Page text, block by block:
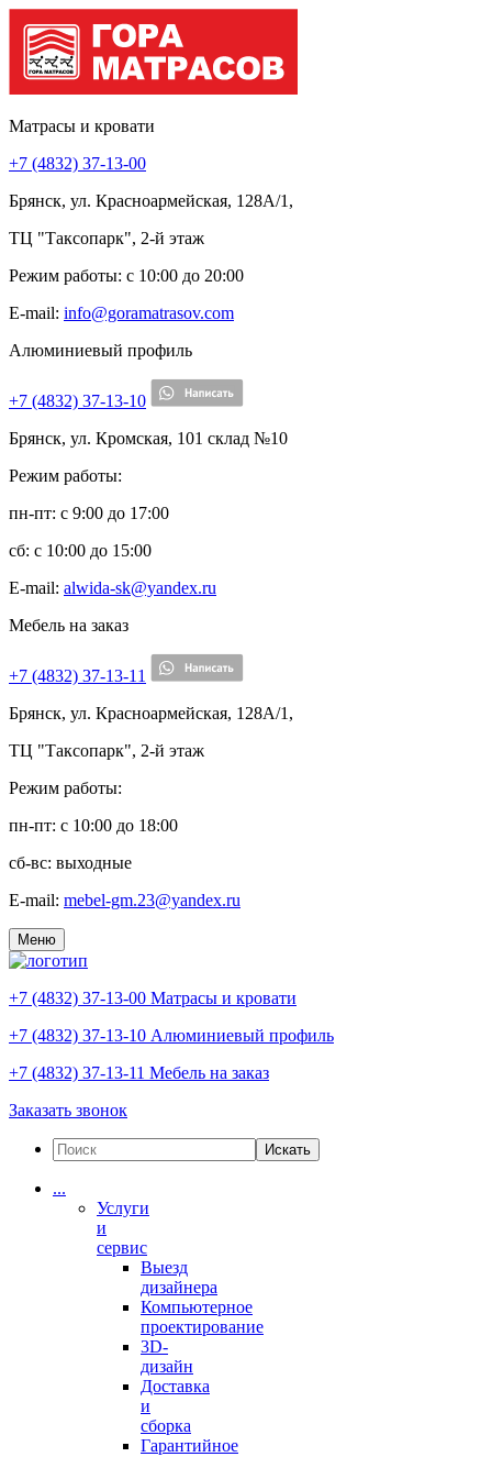
Матрасы и кровати
+7 (4832) 37-13-00
Брянск, ул. Красноармейская, 128А/1,
ТЦ "Таксопарк", 2-й этаж
Режим работы: c 10:00 до 20:00
E-mail: info@goramatrasov.com
Алюминиевый профиль
+7 (4832) 37-13-10
Брянск, ул. Кромская, 101 склад №10
Режим работы:
пн-пт: c 9:00 до 17:00
сб: c 10:00 до 15:00
E-mail: alwida-sk@yandex.ru
Мебель на заказ
+7 (4832) 37-13-11
Брянск, ул. Красноармейская, 128А/1,
ТЦ "Таксопарк", 2-й этаж
Режим работы:
пн-пт: c 10:00 до 18:00
сб-вс: выходные
E-mail: mebel-gm.23@yandex.ru
Меню
+7 (4832) 37-13-00 Матрасы и кровати
+7 (4832) 37-13-10 Алюминиевый профиль
+7 (4832) 37-13-11 Мебель на заказ
Заказать звонок
Искать
...
Услуги
и
сервис
Выезд
дизайнера
Компьютерное
проектирование
3D-
дизайн
Доставка
и
сборка
Гарантийное